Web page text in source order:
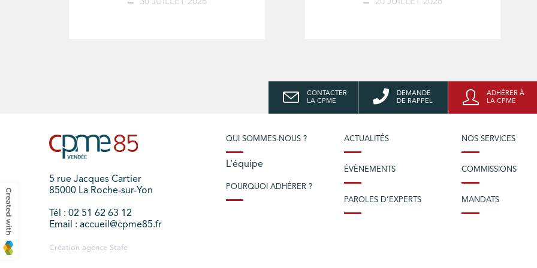
30 JUILLET 2026 20 JUILLET 2026
CONTACTER
LA CPME
DEMANDE
DE RAPPEL
ADHÉRER À
LA CPME
5 rue Jacques Cartier
85000 La Roche-sur-Yon
Tél : 02 51 62 63 12
Email : accueil@cpme85.fr
Création agence Stafe
QUI SOMMES-NOUS ?
L’équipe
POURQUOI ADHÉRER ?
ACTUALITÉS
ÉVÈNEMENTS
PAROLES D’EXPERTS
NOS SERVICES
COMMISSIONS
MANDATS